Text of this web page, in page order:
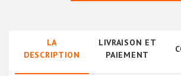
LA
DESCRIPTION
LIVRAISON ET
PAIEMENT